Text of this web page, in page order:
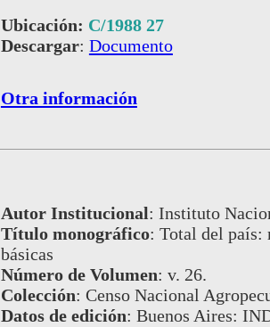
Ubicación: C/1988 27
Descargar: Documento
Otra información
Autor Institucional: Instituto
Título monográfico: Total del país:
básicas
Número de Volumen: v. 26.
Colección: Censo Nacional
Datos de edición: Buenos Aires: